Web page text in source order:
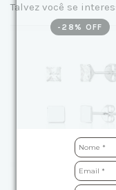
Talvez você se
- 28 % OFF